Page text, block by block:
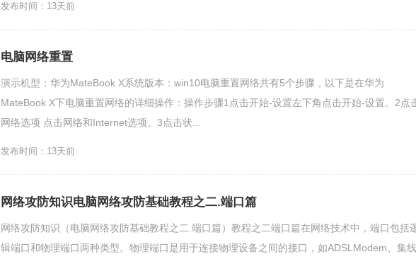
发布时间：13天前
电脑网络重置
演示机型：华为MateBook X系统版本：win10电脑重置网络共有5个步骤，以下是在华为
MateBook X下电脑重置网络的详细操作：操作步骤1点击开始-设置左下角点击开始-设置。2点
网络选项 点击网络和Internet选项。3点击状...
发布时间：13天前
网络攻防知识电脑网络攻防基础教程之二.端口篇
网络攻防知识（电脑网络攻防基础教程之二.端口篇）教程之二端口篇在网络技术中，端口包括
辑端口和物理端口两种类型。物理端口是用于连接物理设备之间的接口，如ADSLModem、集线